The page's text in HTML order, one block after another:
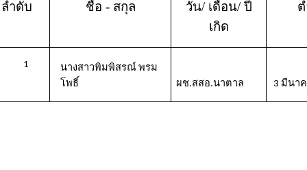
ลำดับ ชื่อ - สกุล วัน/ เดือน/ปี
เกิด
1 นางสาวพิมพิสรณ์ พรม
โพธิ์
ผช.สสอ.นาตาล 3 มีนา